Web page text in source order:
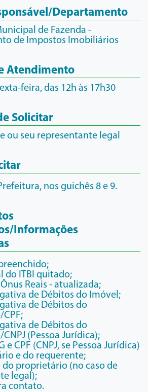
Departamento
de Fazenda -
de Impostos Imobiliários
Atendimento
feira, das 12h às 17h30
Solicitar
ou seu representante legal
nos guichês 8 e 9.
Informações
do ITBI quitado;
Reais - atualizada;
de Débitos do Imóvel;
de Débitos do
de Débitos do
(Pessoa Jurídica);
e CPF (CNPJ, se Pessoa Jurídica)
e do requerente;
proprietário (no caso de
legal);
contato.